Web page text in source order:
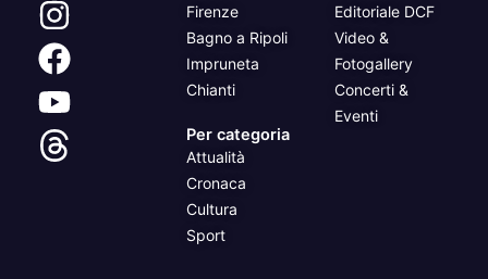
Firenze
Bagno a Ripoli
Impruneta
Chianti
Per categoria
Attualità
Cronaca
Cultura
Sport
Editoriale DCF
Video &
Fotogallery
Concerti &
Eventi